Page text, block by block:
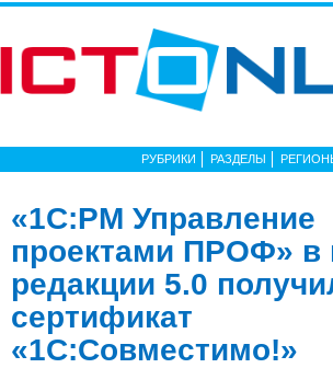
РУБРИКИ РАЗДЕЛЫ
«1С:PM Управление
проектами ПРОФ» в
редакции 5.0
сертификат
«1С:Совместимо!»